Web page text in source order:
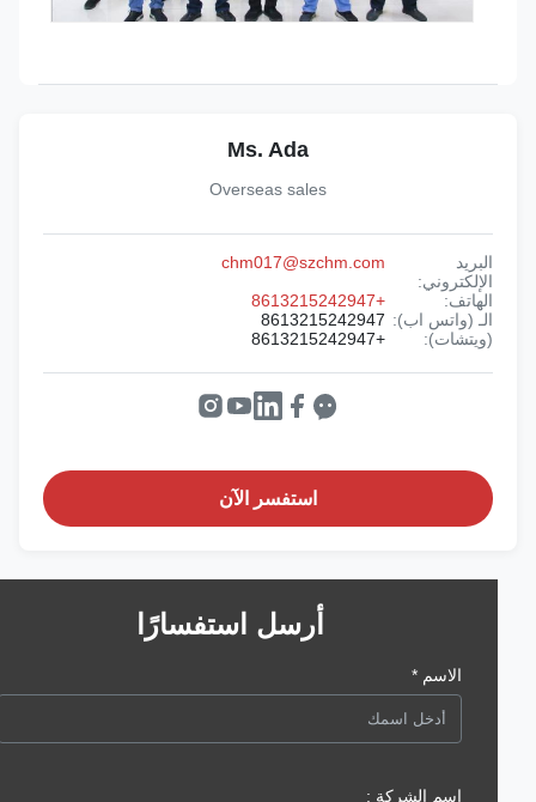
Ms. Ada
Overseas sales
الإلكتروني:
chm017@szchm.com
الهاتف:
الـ (واتس اب): 8613215242947
(ويتشات):
استفسر الآن
أرسل استفسارًا
الاسم *
اسم الشركة :